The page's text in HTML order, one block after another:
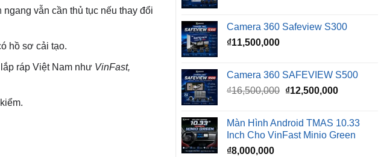
ngang vẫn cần thủ tục nếu thay đổi
hồ sơ cải tạo.
ráp Việt Nam như VinFast,
Camera 360 Safeview S300
₫11,500,000
Camera 360 SAFEVIEW S500
₫16,500,000 Giá
₫16,500,000.
₫12,500,000Giá
là:
Màn Hình Android TMAS 10.33
Inch Cho VinFast Minio Green
₫8,000,000